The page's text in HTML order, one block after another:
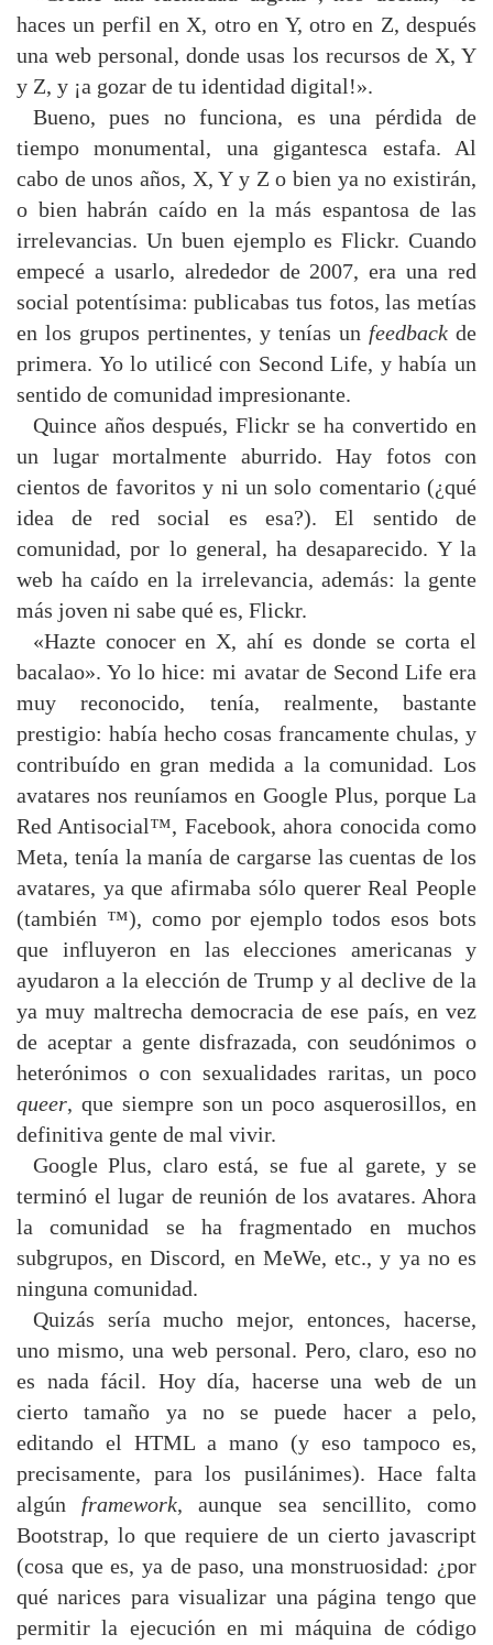
haces un perfil en X, otro en Y, otro en Z, después
una web personal, donde usas los recursos de X, Y
y Z, y ¡a gozar de tu identidad digital!».
Bueno, pues no funciona, es una pérdida de
tiempo monumental, una gigantesca estafa. Al
cabo de unos años, X, Y y Z o bien ya no existirán,
o bien habrán caído en la más espantosa de las
irrelevancias. Un buen ejemplo es Flickr. Cuando
empecé a usarlo, alrededor de 2007, era una red
social potentísima: publicabas tus fotos, las metías
en los grupos pertinentes, y tenías un feedback de
primera. Yo lo utilicé con Second Life, y había un
sentido de comunidad impresionante.
Quince años después, Flickr se ha convertido en
un lugar mortalmente aburrido. Hay fotos con
cientos de favoritos y ni un solo comentario (¿qué
idea de red social es esa?). El sentido de
comunidad, por lo general, ha desaparecido. Y la
web ha caído en la irrelevancia, además: la gente
más joven ni sabe qué es, Flickr.
«Hazte conocer en X, ahí es donde se corta el
bacalao». Yo lo hice: mi avatar de Second Life era
muy reconocido, tenía, realmente, bastante
prestigio: había hecho cosas francamente chulas, y
contribuído en gran medida a la comunidad. Los
avatares nos reuníamos en Google Plus, porque La
Red Antisocial™, Facebook, ahora conocida como
Meta, tenía la manía de cargarse las cuentas de los
avatares, ya que afirmaba sólo querer Real People
(también ™), como por ejemplo todos esos bots
que influyeron en las elecciones americanas y
ayudaron a la elección de Trump y al declive de la
ya muy maltrecha democracia de ese país, en vez
de aceptar a gente disfrazada, con seudónimos o
heterónimos o con sexualidades raritas, un poco
queer, que siempre son un poco asquerosillos, en
definitiva gente de mal vivir.
Google Plus, claro está, se fue al garete, y se
terminó el lugar de reunión de los avatares. Ahora
la comunidad se ha fragmentado en muchos
subgrupos, en Discord, en MeWe, etc., y ya no es
ninguna comunidad.
Quizás sería mucho mejor, entonces, hacerse,
uno mismo, una web personal. Pero, claro, eso no
es nada fácil. Hoy día, hacerse una web de un
cierto tamaño ya no se puede hacer a pelo,
editando el HTML a mano (y eso tampoco es,
precisamente, para los pusilánimes). Hace falta
algún framework, aunque sea sencillito, como
Bootstrap, lo que requiere de un cierto javascript
(cosa que es, ya de paso, una monstruosidad: ¿por
qué narices para visualizar una página tengo que
permitir la ejecución en mi máquina de código